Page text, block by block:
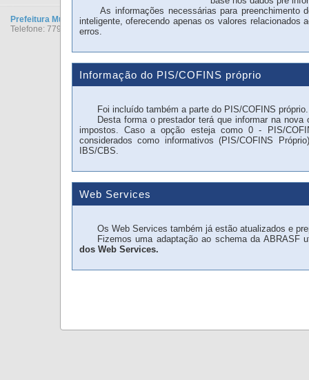
Prefeitura Municipal de Santa Cruz Cabrália
Telefone: 77999585253
As informações necessárias para preenchimento
inteligente, oferecendo apenas os valores relacionados
erros.
Informação do PIS/COFINS próprio
Foi incluído também a parte do PIS/COFINS próprio.
Desta forma o prestador terá que informar na nova
impostos. Caso a opção esteja como 0 - PIS/
considerados como informativos (PIS/COFINS
IBS/CBS.
Web Services
Os Web Services também já estão atualizados e
Fizemos uma adaptação ao schema da ABRASF
dos Web Services.